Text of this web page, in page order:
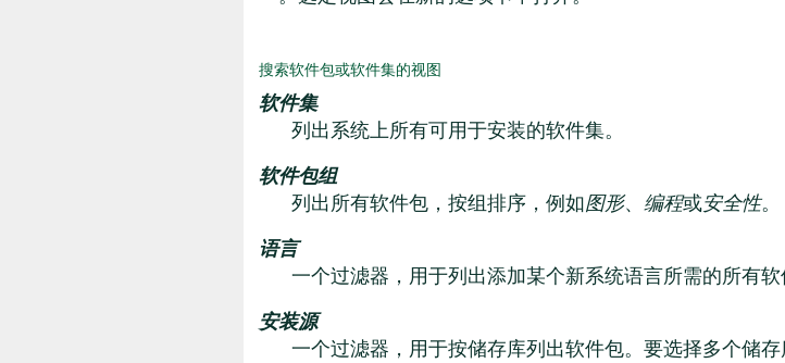
搜索软件包或软件集的视图
软件集
列出系统上所有可用于安装的软件集。
软件包组
列出所有软件包，按组排序，例如图形、 编程或安全性。
语言
一个过滤器，用于列出添加某个新系统语言所需的所有软
安装源
一个过滤器，用于按储存库列出软件包。要选择多个储